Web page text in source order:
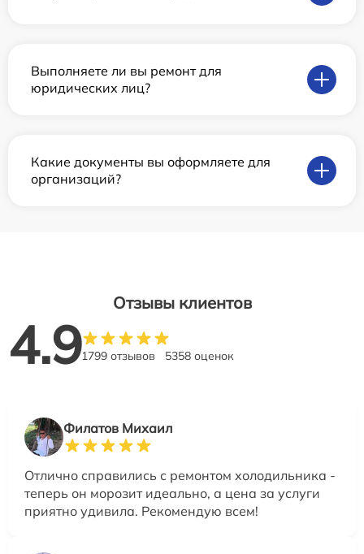
Выполняете ли вы ремонт для
юридических лиц?
Какие документы вы оформляете для
организаций?
Отзывы клиентов
4.91799 отзывов 5358 оценок
Филатов Михаил
Отлично справились с ремонтом холодильника -
теперь он морозит идеально, а цена за услуги
приятно удивила. Рекомендую всем!